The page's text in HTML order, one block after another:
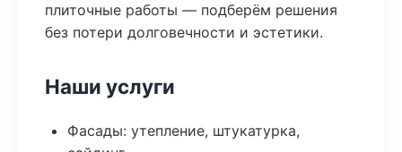
плиточные работы — подберём решения
без потери долговечности и эстетики.
Наши услуги
Фасады: утепление, штукатурка,